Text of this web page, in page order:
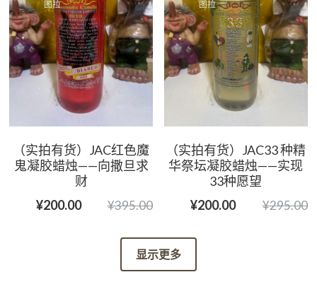
（实拍有货）JAC红色魔
鬼凝胶蜡烛——向撒旦求
财
¥200.00
¥395.00
（实拍有货）JAC33 种精
华祭坛凝胶蜡烛——实现
33种愿望
¥200.00
¥295.00
显示更多